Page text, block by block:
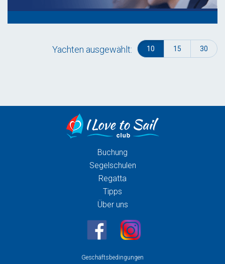
Yachten ausgewählt: 10 15 30
Buchung
Segelschulen
Regatta
Tipps
Über uns
Geschäftsbedingungen